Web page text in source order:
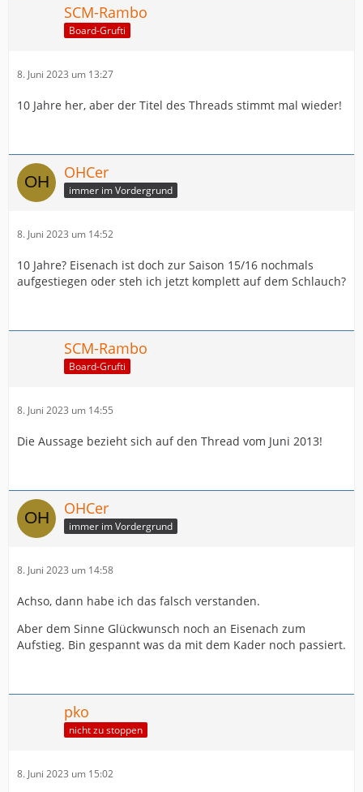
SCM-Rambo
Board-Grufti
8. Juni 2023 um 13:27
10 Jahre her, aber der Titel des Threads stimmt mal wieder!
OHCer
immer im Vordergrund
8. Juni 2023 um 14:52
10 Jahre? Eisenach ist doch zur Saison 15/16 nochmals
aufgestiegen oder steh ich jetzt komplett auf dem Schlauch?
SCM-Rambo
Board-Grufti
8. Juni 2023 um 14:55
Die Aussage bezieht sich auf den Thread vom Juni 2013!
OHCer
immer im Vordergrund
8. Juni 2023 um 14:58
Achso, dann habe ich das falsch verstanden.
Aber dem Sinne Glückwunsch noch an Eisenach zum
Aufstieg. Bin gespannt was da mit dem Kader noch passiert.
pko
nicht zu stoppen
8. Juni 2023 um 15:02